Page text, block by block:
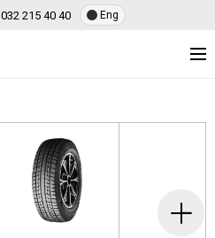
032 215 40 40 Eng